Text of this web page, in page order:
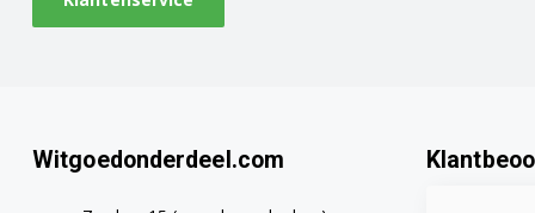
Bosch CTL636ES1/07
Bosch CTL636ES6/04
Witgoedonderdeel.com